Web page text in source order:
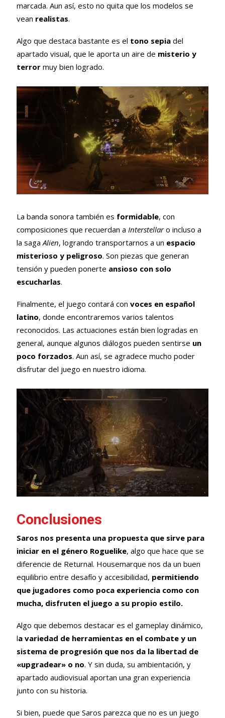
marcada. Aun así, esto no quita que los modelos se
vean realistas.
Algo que destaca bastante es el tono sepiadel
apartado visual, que le aporta un aire de misterio y
terrormuy bien logrado.
La banda sonora también es formidable, con
composiciones que recuerdan a Interstellaro incluso a
la saga Alien, logrando transportarnos a un espacio
misterioso y peligroso. Son piezas que generan
tensión y pueden ponerte ansioso con solo
escucharlas.
Finalmente, el juego contará con voces en español
latino, donde encontraremos varios talentos
reconocidos. Las actuaciones están bien logradas en
general, aunque algunos diálogos pueden sentirse un
poco forzados. Aun así, se agradece mucho poder
disfrutar del juego en nuestro idioma.
Conclusiones
Saros nos presenta una propuesta que sirve para
iniciar en el género Roguelike, algo que hace que se
diferencie de Returnal. Housemarque nos da un buen
equilibrio entre desafío y accesibilidad, permitiendo
que jugadores como poca experiencia como con
mucha, disfruten el juego a su propio estilo.
Algo que debemos destacar es el gameplay dinámico,
la variedad de herramientas en el combate y un
sistema de progresión que nos da la libertad de
«upgradear» o no. Y sin duda, su ambientación, y
apartado audiovisual aportan una gran experiencia
junto con su historia.
Si bien, puede que Saros parezca que no es un juego